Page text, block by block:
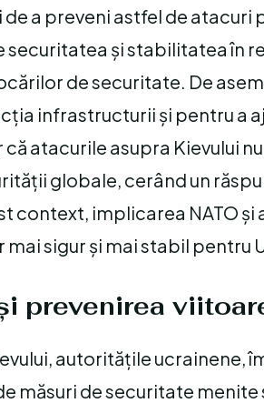
a preveni astfel de atacuri
și stabilitatea în
de securitate. De
infrastructurii și pentru a
atacurile asupra Kievului
globale, cerând un
context, implicarea NATO
sigur și mai stabil pentru
prevenirea
autoritățile ucrainene,
măsuri de securitate